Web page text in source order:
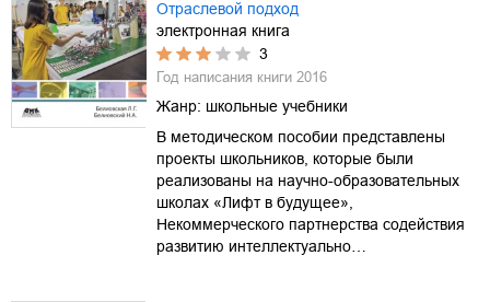
Отраслевой подход
электронная книга
3
Год написания книги 2016
Жанр: школьные учебники
В методическом пособии представлены
проекты школьников, которые были
реализованы на научно-образовательных
школах «Лифт в будущее»,
Некоммерческого партнерства содействия
развитию интеллектуально…